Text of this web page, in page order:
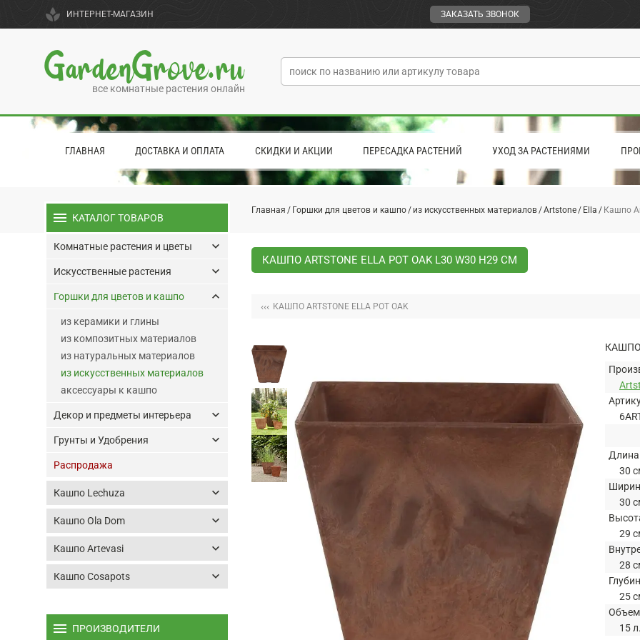
spa ИНТЕРНЕТ-МАГАЗИН ЗАКАЗАТЬ ЗВОНОК
GardenGrove.ru
все комнатные растения онлайн
ГЛАВНАЯ ДОСТАВКА И ОПЛАТА СКИДКИ И АКЦИИ ПЕРЕСАДКА РАСТЕНИЙ УХОД ЗА РАСТЕНИЯМИ
Главная Горшки для цветов и кашпо из искусственных материалов Artstone Ella Кашпо
КАШПО ARTSTONE ELLA POT OAK L30 W30 H29 СМ
‹‹‹ КАШПО ARTSTONE ELLA POT OAK
КАШПО
Длина
30
30
29
28
25
Объем
15 л.
menu КАТАЛОГ ТОВАРОВ
Комнатные растения и цветы keyboard_arrow_down
Искусственные растения keyboard_arrow_down
Горшки для цветов и кашпо keyboard_arrow_up
из керамики и глины
из композитных материалов
из натуральных материалов
из искусственных материалов
аксессуары к кашпо
Декор и предметы интерьера keyboard_arrow_down
Грунты и Удобрения keyboard_arrow_down
Распродажа
Кашпо Lechuza keyboard_arrow_down
Кашпо Ola Dom keyboard_arrow_down
Кашпо Artevasi keyboard_arrow_down
Кашпо Cosapots keyboard_arrow_down
menu ПРОИЗВОДИТЕЛИ